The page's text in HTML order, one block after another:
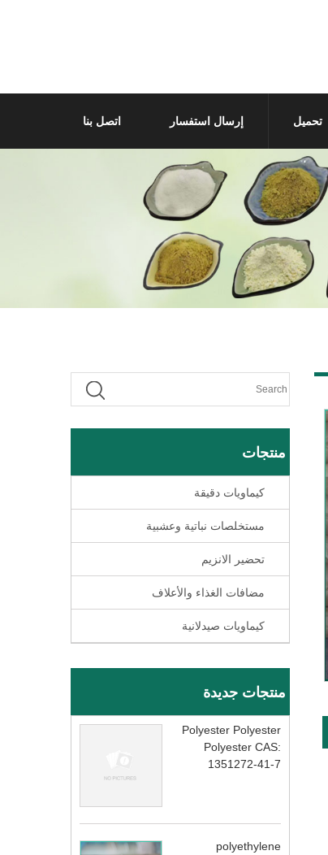
تحميل إرسال استفسار اتصل بنا
منتجات
كيماويات دقيقة
مستخلصات نباتية وعشبية
تحضير الانزيم
مضافات الغذاء والأعلاف
كيماويات صيدلانية
منتجات جديدة
Polyester Polyester
Polyester CAS:
1351272-41-7
polyethylene